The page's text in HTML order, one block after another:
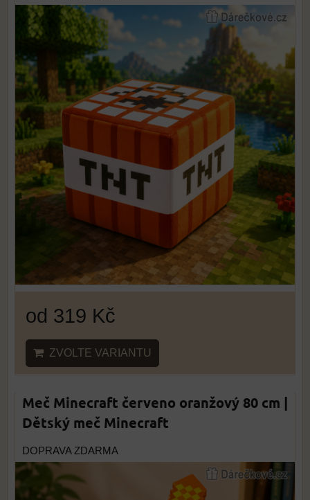
od 319 Kč
ZVOLTE VARIANTU
Meč Minecraft červeno oranžový 80 cm |
Dětský meč Minecraft
DOPRAVA ZDARMA